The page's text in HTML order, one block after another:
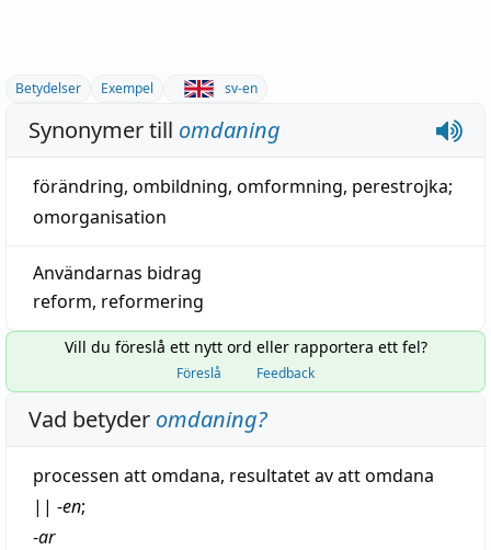
Betydelser Exempel sv-en
Synonymer till omdaning
förändring, ombildning, omformning, perestrojka;
omorganisation
Användarnas bidrag
reform, reformering
Vill du föreslå ett nytt ord eller rapportera ett fel?
Föreslå Feedback
Vad betyder omdaning?
processen attomdana, resultatet av attomdana
|| -en;
-ar